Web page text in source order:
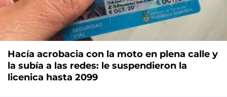
Hacía acrobacia con la moto en plena calle y
la subía a las redes: le suspendieron la
licenica hasta 2099